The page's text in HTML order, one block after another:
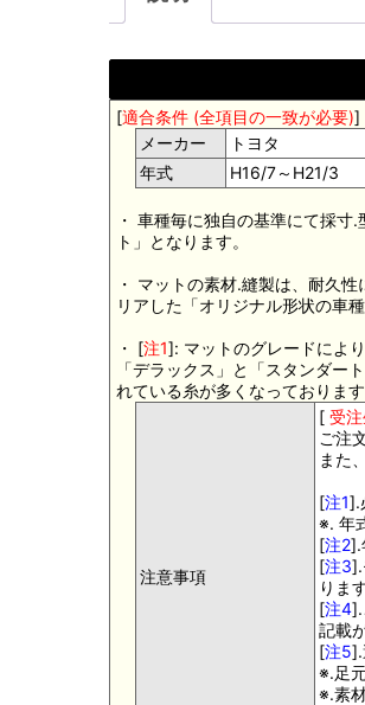
[適合条件 (全項目の一致が必要)]
メーカー
トヨタ
年式
H16/7～H21/3
・ 車種毎に独自の基準にて採
ト」となります。
・ マットの素材.縫製は、耐久
リアした「オリジナル形状の車
・ [注1]: マットのグレードによ
「デラックス」と「スタンダー
れている糸が多くなっております
注意事項
[ 受
ご注
また
[注1].
※. 年
[注2].
[注3].
りま
[注4].
記載
[注5].
※.足
※.素